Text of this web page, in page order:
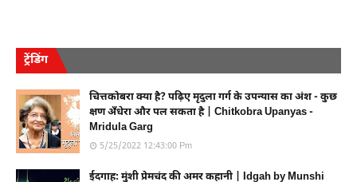
ट्रेंडिंग
चित्तकोबरा क्या है? पढ़िए मृदुला गर्ग के उपन्यास का अंश - कुछ
क्षण अँधेरा और पल सकता है | Chitkobra Upanyas -
Mridula Garg
5/25/2022 12:43:00 Pm
ईदगाह: मुंशी प्रेमचंद की अमर कहानी | Idgah by Munshi